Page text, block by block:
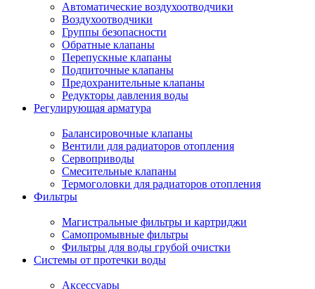
Автоматические воздухоотводчики
Воздухоотводчики
Группы безопасности
Обратные клапаны
Перепускные клапаны
Подпиточные клапаны
Предохранительные клапаны
Редукторы давления воды
Регулирующая арматура
Балансировочные клапаны
Вентили для радиаторов отопления
Сервоприводы
Смесительные клапаны
Термоголовки для радиаторов отопления
Фильтры
Магистральные фильтры и картриджи
Самопромывные фильтры
Фильтры для воды грубой очистки
Системы от протечки воды
Аксессуары